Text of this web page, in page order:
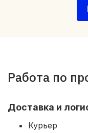
Работа по
Доставка и
Курьер